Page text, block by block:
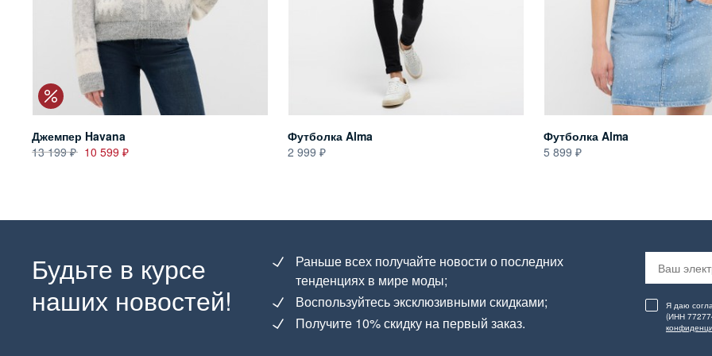
Джемпер Havana
13 199
10 599
Футболка Alma
2 999
Футболка Alma
5 899
Будьте в курсе
наших новостей!
Раньше всех получайте новости о последних
тенденциях в мире моды;
Воспользуйтесь эксклюзивными скидками;
Получите 10% скидку на первый заказ.
Я даю
(ИНН